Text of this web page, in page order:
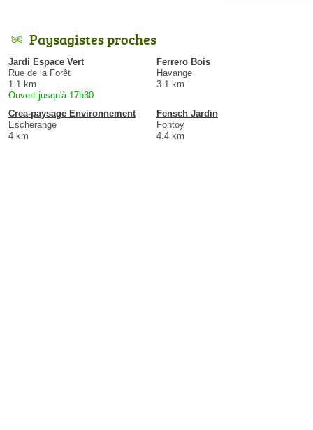
Paysagistes proches
Jardi Espace Vert
Rue de la Forêt
1.1 km
Ouvert jusqu'à 17h30
Ferrero Bois
Havange
3.1 km
Crea-paysage Environnement
Escherange
4 km
Fensch Jardin
Fontoy
4.4 km